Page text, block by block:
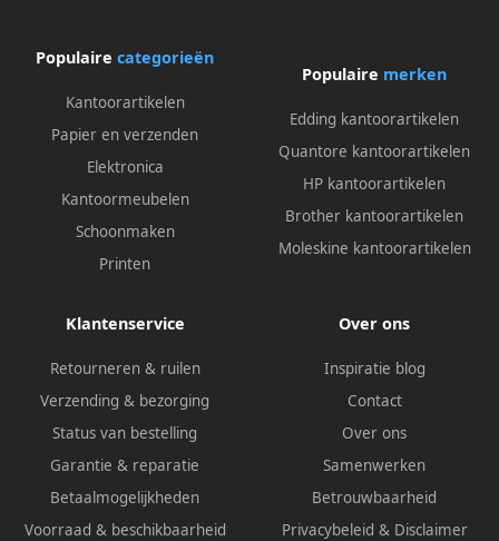
Populaire categorieën
Kantoorartikelen
Papier en verzenden
Elektronica
Kantoormeubelen
Schoonmaken
Printen
Populaire merken
Edding kantoorartikelen
Quantore kantoorartikelen
HP kantoorartikelen
Brother kantoorartikelen
Moleskine kantoorartikelen
Klantenservice
Retourneren & ruilen
Verzending & bezorging
Status van bestelling
Garantie & reparatie
Betaalmogelijkheden
Voorraad & beschikbaarheid
Over ons
Inspiratie blog
Contact
Over ons
Samenwerken
Betrouwbaarheid
Privacybeleid & Disclaimer